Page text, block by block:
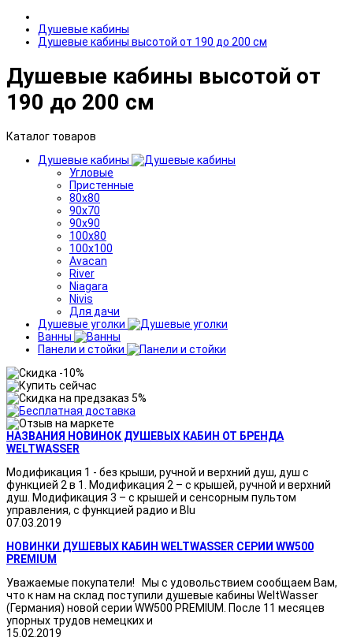
Душевые кабины
Душевые кабины высотой от 190 до 200 см
Душевые кабины высотой от
190 до 200 см
Каталог товаров
Душевые кабины
Угловые
Пристенные
80x80
90x70
90x90
100x80
100x100
Avacan
River
Niagara
Nivis
Для дачи
Душевые уголки
Ванны
Панели и стойки
НАЗВАНИЯ НОВИНОК ДУШЕВЫХ КАБИН ОТ БРЕНДА
WELTWASSER
Модификация 1 - без крыши, ручной и верхний душ, душ с
функцией 2 в 1. Модификация 2 – с крышей, ручной и верхний
душ. Модификация 3 – с крышей и сенсорным пультом
управления, с функцией радио и Blu
07.03.2019
НОВИНКИ ДУШЕВЫХ КАБИН WELTWASSER СЕРИИ WW500
PREMIUM
Уважаемые покупатели! Мы с удовольствием сообщаем Вам,
что к нам на склад поступили душевые кабины WeltWasser
(Германия) новой серии WW500 PREMIUM. После 11 месяцев
упорных трудов немецких и
15.02.2019